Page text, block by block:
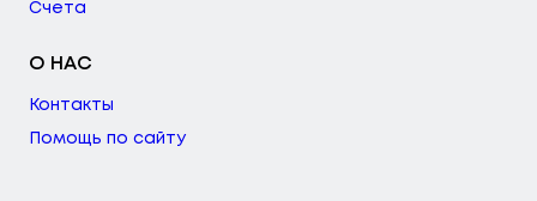
Счета
О НАС
Контакты
Помощь по сайту